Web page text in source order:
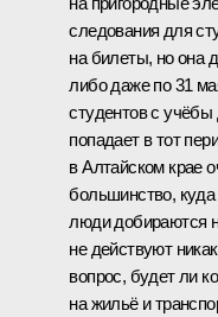
следования для
на билеты, но она
либо даже по 31
студентов с учёбы
попадает в тот
в Алтайском крае
большинство,
люди добираются
не действуют
вопрос, будет ли
на жильё и